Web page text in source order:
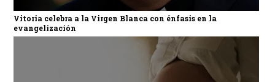
Vitoria celebra a la Virgen Blanca con énfasis en la
evangelización